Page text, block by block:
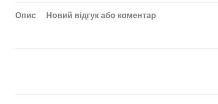
Опис Новий відгук або коментар